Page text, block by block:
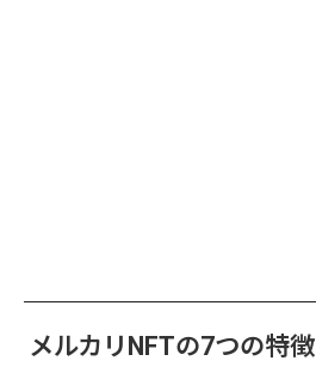
メルカリNFTの7つの特徴